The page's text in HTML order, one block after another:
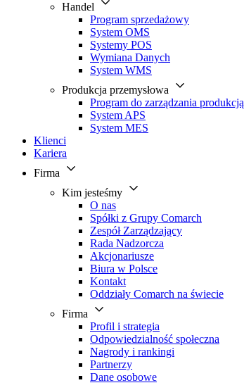
Handel
Program sprzedażowy
System OMS
Systemy POS
Wymiana Danych
System WMS
Produkcja przemysłowa
Program do zarządzania produkcją
System APS
System MES
Klienci
Kariera
Firma
Kim jesteśmy
O nas
Spółki z Grupy Comarch
Zespół Zarządzający
Rada Nadzorcza
Akcjonariusze
Biura w Polsce
Kontakt
Oddziały Comarch na świecie
Firma
Profil i strategia
Odpowiedzialność społeczna
Nagrody i rankingi
Partnerzy
Dane osobowe